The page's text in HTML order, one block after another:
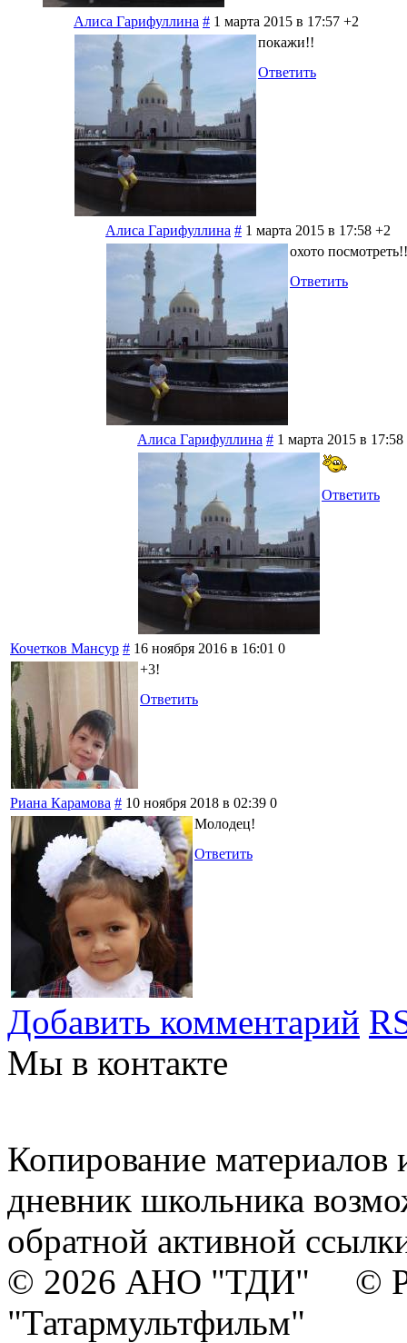
Алиса Гарифуллина # 1 марта 2015 в 17:57 +2
покажи!!
Ответить
Алиса Гарифуллина # 1 марта 2015 в 17:58 +2
охото посмотреть!!
Ответить
Алиса Гарифуллина # 1 марта 2015 в 17:58
Ответить
Кочетков Мансур # 16 ноября 2016 в 16:01 0
+3!
Ответить
Риана Карамова # 10 ноября 2018 в 02:39 0
Молодец!
Ответить
Добавить комментарий
Мы в контакте
Копирование материалов
дневник школьника
обратной активной
© 2026 АНО "ТДИ" ©
"Татармультфильм"